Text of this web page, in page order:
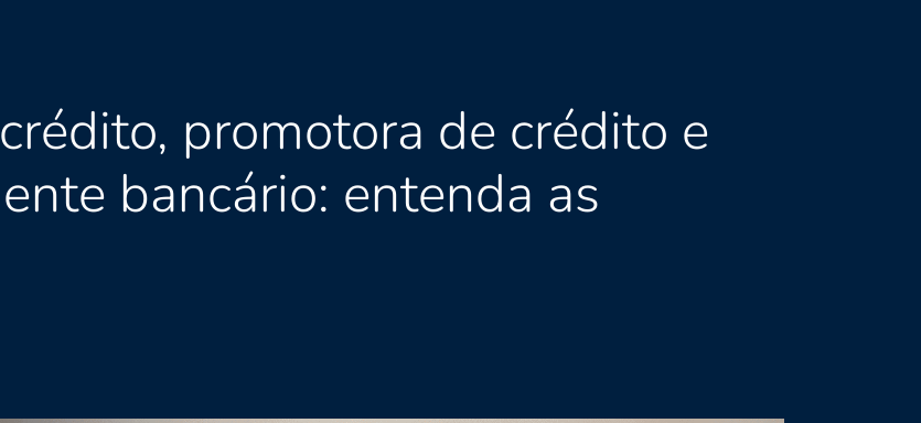
promotora de crédito e
bancário: entenda as